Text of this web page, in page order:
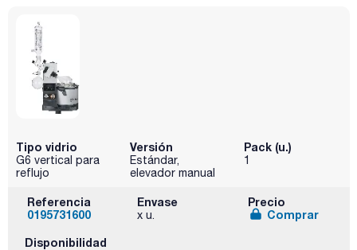
Tipo vidrio
G6 vertical para
reflujo
Versión
Estándar,
elevador manual
Pack (u.)
1
Referencia
0195731600
Envase
x u.
Precio
Comprar
Disponibilidad